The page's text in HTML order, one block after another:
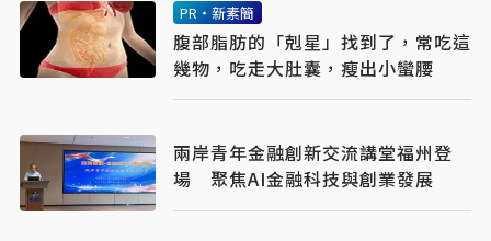
PR・新素簡
腹部脂肪的「剋星」找到了，常吃這
幾物，吃走大肚囊，瘦出小蠻腰
兩岸青年金融創新交流講堂福州登
場 聚焦AI金融科技與創業發展